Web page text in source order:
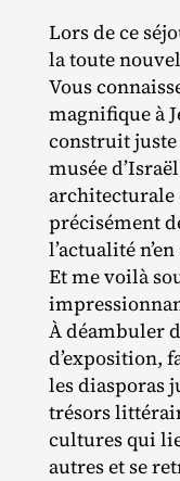
Lors de ce
la toute
Vous
magnifique à
construit juste
musée
architecturale
précisément
l’actualité
Et me voilà
À déambuler
d’exposition,
les diasporas
trésors
cultures qui
autres et se